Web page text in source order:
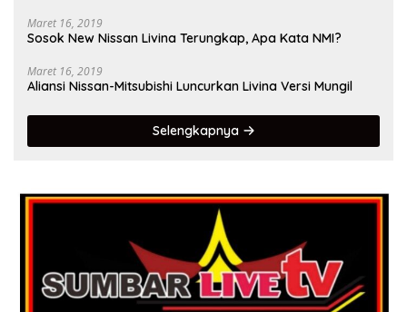
Maret 16, 2019
Sosok New Nissan Livina Terungkap, Apa Kata NMI?
Maret 16, 2019
Aliansi Nissan-Mitsubishi Luncurkan Livina Versi Mungil
Selengkapnya